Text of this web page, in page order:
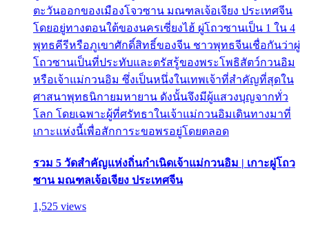
ตะวันออกของเมืองโจวซาน มณฑลเจ้อเจียง ประเทศจีน
โดยอยู่ทางตอนใต้ของนครเซี่ยงไฮ้ ผู่โถวซานเป็น 1 ใน 4
พุทธคีรีหรือภูเขาศักดิ์สิทธิ์ของจีน ชาวพุทธจีนเชื่อกันว่าผู่
โถวซานเป็นที่ประทับและตรัสรู้ของพระโพธิสัตว์กวนอิม
หรือเจ้าแม่กวนอิม ซึ่งเป็นหนึ่งในเทพเจ้าที่สำคัญที่สุดใน
ศาสนาพุทธนิกายมหายาน ดังนั้นจึงมีผู้แสวงบุญจากทั่ว
โลก โดยเฉพาะผู้ที่ศรัทธาในเจ้าแม่กวนอิมเดินทางมาที่
เกาะแห่งนี้เพื่อสักการะขอพรอยู่โดยตลอด
รวม 5 วัดสำคัญแห่งถิ่นกำเนิดเจ้าแม่กวนอิม | เกาะผู่โถว
ซาน มณฑลเจ้อเจียง ประเทศจีน
1,525 views